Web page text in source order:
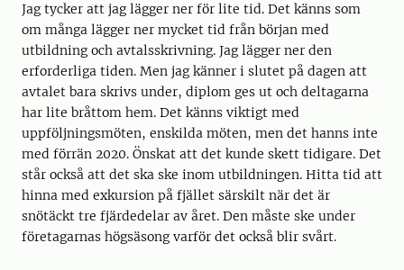
Jag tycker att jag lägger ner för lite tid. Det känns som
om många lägger ner mycket tid från början med
utbildning och avtalsskrivning. Jag lägger ner den
erforderliga tiden. Men jag känner i slutet på dagen att
avtalet bara skrivs under, diplom ges ut och deltagarna
har lite bråttom hem. Det känns viktigt med
uppföljningsmöten, enskilda möten, men det hanns inte
med förrän 2020. Önskat att det kunde skett tidigare. Det
står också att det ska ske inom utbildningen. Hitta tid att
hinna med exkursion på fjället särskilt när det är
snötäckt tre fjärdedelar av året. Den måste ske under
företagarnas högsäsong varför det också blir svårt.